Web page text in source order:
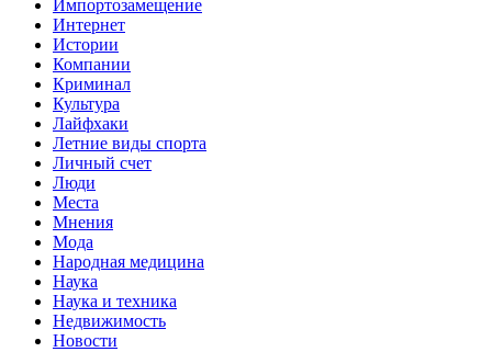
Импортозамещение
Интернет
Истории
Компании
Криминал
Культура
Лайфхаки
Летние виды спорта
Личный счет
Люди
Места
Мнения
Мода
Народная медицина
Наука
Наука и техника
Недвижимость
Новости